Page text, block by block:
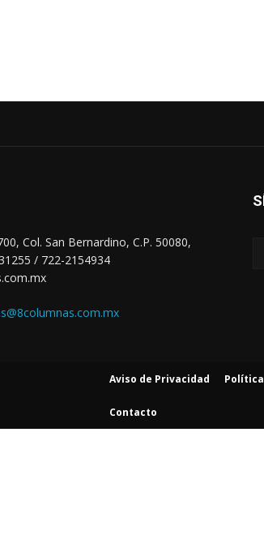
Col. San Bernardino, C.P. 50080,
/ 722-2154934
Aviso de Privacidad
Contacto